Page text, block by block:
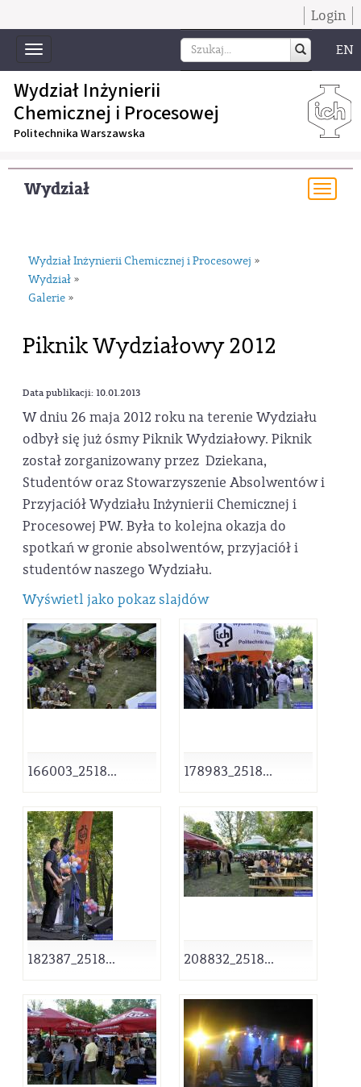
Login
Toggle
navigation
EN
Wydział Inżynierii
Chemicznej i Procesowej
Politechnika Warszawska
Wydział
Wydział Inżynierii Chemicznej i Procesowej »
Wydział »
Galerie »
Piknik Wydziałowy 2012
Data publikacji: 10.01.2013
W dniu 26 maja 2012 roku na terenie Wydziału
odbył się już ósmy Piknik Wydziałowy. Piknik
został zorganizowany przez Dziekana,
Studentów oraz Stowarzyszenie Absolwentów i
Przyjaciół Wydziału Inżynierii Chemicznej i
Procesowej PW. Była to kolejna okazja do
spotkań w gronie absolwentów, przyjaciół i
studentów naszego Wydziału.
Wyświetl jako pokaz slajdów
166003_2518... 178983_2518...
182387_2518... 208832_2518...